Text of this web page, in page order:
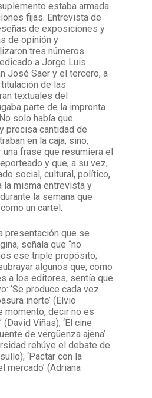
estaba armada
fijas. Entrevista de
de exposiciones y
de opinión y
tres números
a Jorge Luis
José Saer y el tercero, a
de las
textuales del
parte de la impronta
solo había que
precisa cantidad de
en la caja, sino,
una frase que resumiera el
y que, a su vez,
social, cultural, político,
la misma entrevista y
la semana que
un cartel.
presentación que se
señala que “no
ese triple propósito;
algunos que, como
a los editores, sentía que
‘Se produce cada vez
inerte’ (Elvio
momento, decir no es
Viñas); ‘El cine
de vergüenza ajena’
rehúye el debate de
‘Pactar con la
mercado’ (Adriana